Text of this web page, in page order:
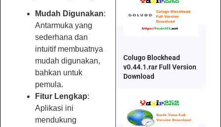
Mudah Digunakan:
Antarmuka yang
sederhana dan
intuitif membuatnya
mudah digunakan,
bahkan untuk
pemula.
Fitur Lengkap:
Aplikasi ini
mendukung
Colugo Blockhead
v0.44.1.rar Full Version
Download